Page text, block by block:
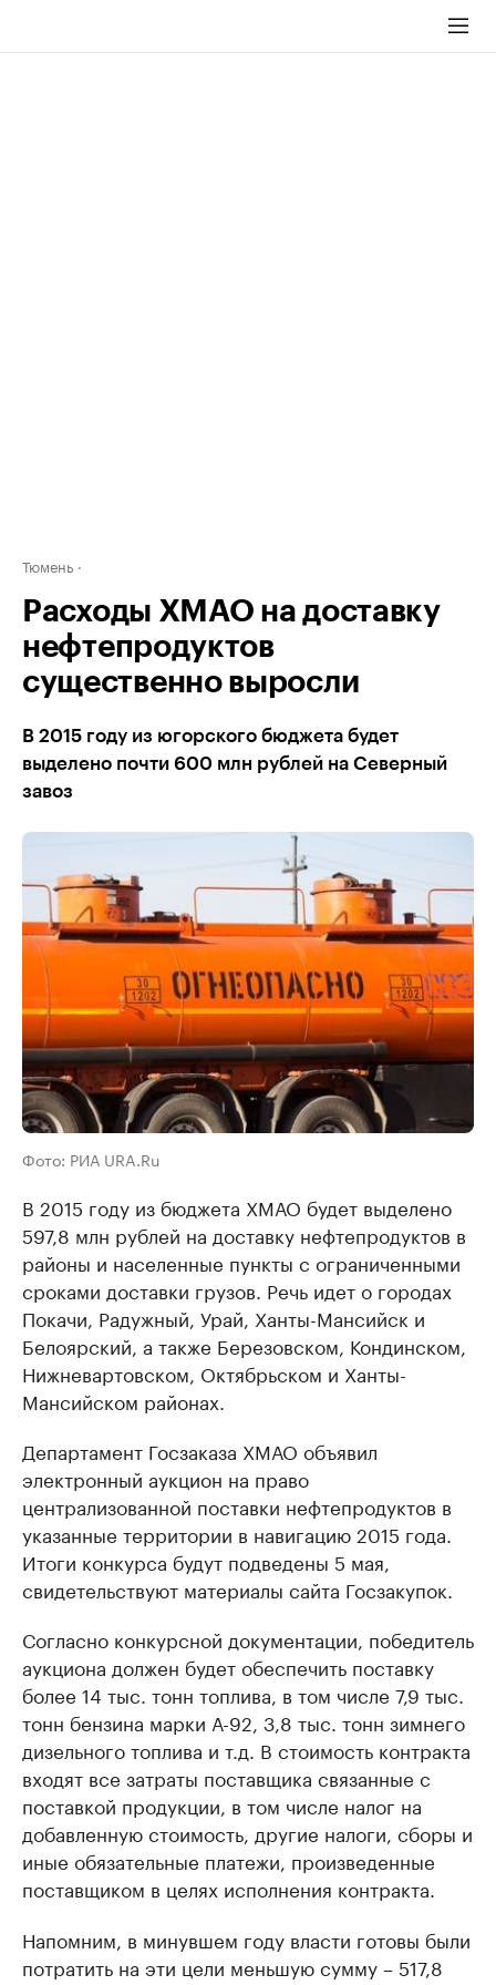
Тюмень
Расходы ХМАО на доставку
нефтепродуктов
существенно выросли
В 2015 году из югорского бюджета будет
выделено почти 600 млн рублей на Северный
завоз
Фото: РИА URA.Ru
В 2015 году из бюджета ХМАО будет выделено
597,8 млн рублей на доставку нефтепродуктов в
районы и населенные пункты с ограниченными
сроками доставки грузов. Речь идет о городах
Покачи, Радужный, Урай, Ханты-Мансийск и
Белоярский, а также Березовском, Кондинском,
Нижневартовском, Октябрьском и Ханты-
Мансийском районах.
Департамент Госзаказа ХМАО объявил
электронный аукцион на право
централизованной поставки нефтепродуктов в
указанные территории в навигацию 2015 года.
Итоги конкурса будут подведены 5 мая,
свидетельствуют материалы сайта Госзакупок.
Согласно конкурсной документации, победитель
аукциона должен будет обеспечить поставку
более 14 тыс. тонн топлива, в том числе 7,9 тыс.
тонн бензина марки А-92, 3,8 тыс. тонн зимнего
дизельного топлива и т.д. В стоимость контракта
входят все затраты поставщика связанные с
поставкой продукции, в том числе налог на
добавленную стоимость, другие налоги, сборы и
иные обязательные платежи, произведенные
поставщиком в целях исполнения контракта.
Напомним, в минувшем году власти готовы были
потратить на эти цели меньшую сумму – 517,8